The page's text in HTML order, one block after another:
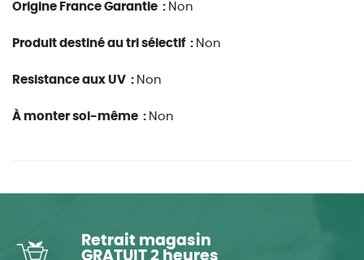
Origine France Garantie : Non
Produit destiné au tri sélectif : Non
Resistance aux UV : Non
À monter soi-même : Non
Retrait magasin
GRATUIT 2 heures